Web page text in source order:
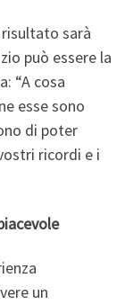
sarà
può essere la
“A cosa
esse sono
di poter
ricordi e i
un